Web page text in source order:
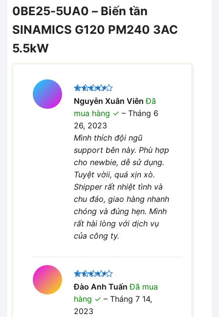
0BE25-5UA0 – Biến tần
SINAMICS G120 PM240 3AC
5.5kW
Được
xếp hạng
45 sao
Nguyễn Xuân ViênĐã
mua hàng
– Tháng 6
26, 2023
Mình thích đội ngũ
support bên này. Phù hợp
cho newbie, dễ sử dụng.
Tuyệt vờii, quá xịn xò.
Shipper rất nhiệt tình và
chu đáo, giao hàng nhanh
chóng và đúng hẹn. Mình
rất hài lòng với dịch vụ
của công ty.
Được
xếp hạng
45 sao
Đào Anh TuấnĐã mua
hàng
– Tháng 7 14,
2023